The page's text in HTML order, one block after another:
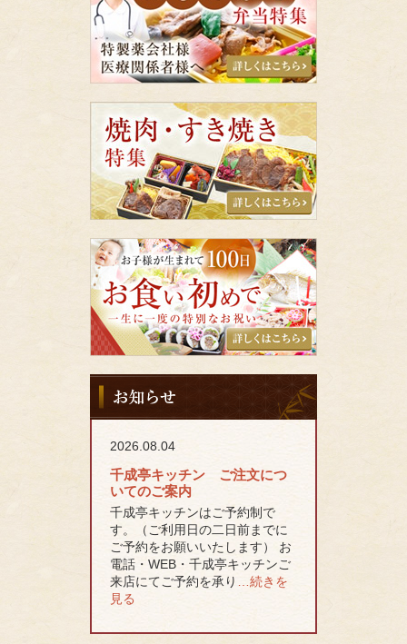
て
な
し
弁
当
特
肉・
き
焼
き
特
集
千
成
亭
キ
ッ
チ
ン
の
お
食
お
知
ら
2026.08.04
千成亭キッチン ご注文につ
いてのご案内
千成亭キッチンはご予約制で
す。（ご利用日の二日前までに
ご予約をお願いいたします） お
電話・WEB・千成亭キッチンご
来店にてご予約を承り
…続きを
見る